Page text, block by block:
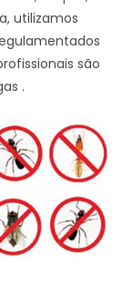
utilizamos
são
.